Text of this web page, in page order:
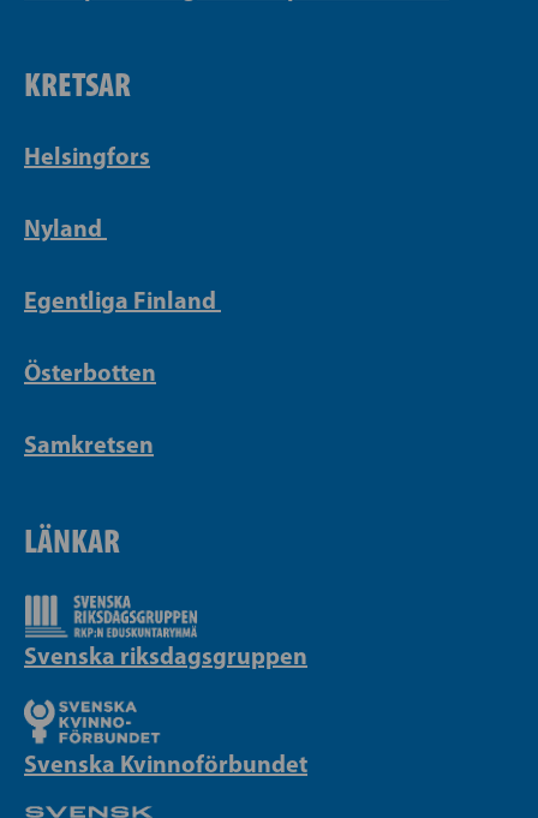
KRETSAR
Helsingfors
Nyland
Egentliga Finland
Österbotten
Samkretsen
LÄNKAR
Svenska riksdagsgruppen
Svenska Kvinnoförbundet